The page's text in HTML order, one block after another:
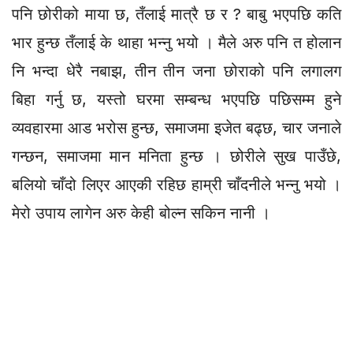
पनि छोरीको माया छ, तँलाई मात्रै छ र ? बाबु भएपछि कति
भार हुन्छ तँलाई के थाहा भन्नु भयो । मैले अरु पनि त होलान
नि भन्दा धेरै नबाझ, तीन तीन जना छोराको पनि लगालग
बिहा गर्नु छ, यस्तो घरमा सम्बन्ध भएपछि पछिसम्म हुने
व्यवहारमा आड भरोस हुन्छ, समाजमा इजेत बढ्छ, चार जनाले
गन्छन, समाजमा मान मनिता हुन्छ । छोरीले सुख पाउँछे,
बलियो चाँदो लिएर आएकी रहिछ हाम्री चाँदनीले भन्नु भयो ।
मेरो उपाय लागेन अरु केही बोल्न सकिन नानी ।